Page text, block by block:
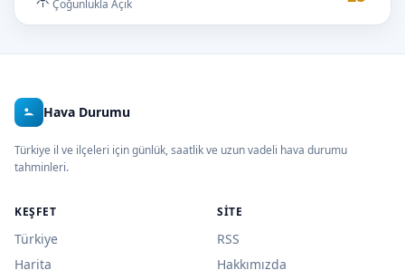
Çoğunlukla Açık
Hava Durumu
Türkiye il ve ilçeleri için günlük, saatlik ve uzun vadeli hava durumu
tahminleri.
KEŞFET
Türkiye
Harita
SITE
RSS
Hakkımızda